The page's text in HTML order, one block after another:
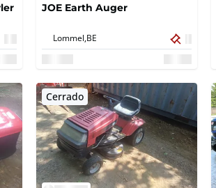
JOE Earth Auger
Lommel, BE
Cerrado